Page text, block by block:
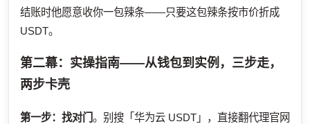
结账时他愿意收你一包辣条——只要这包辣条按市价折成
USDT。
第二幕：实操指南——从钱包到实例，三步走，
两步卡壳
第一步：找对门 。别搜「华为云 USDT」，直接翻代理官网